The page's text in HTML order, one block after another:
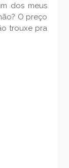
dos meus
O preço
trouxe pra